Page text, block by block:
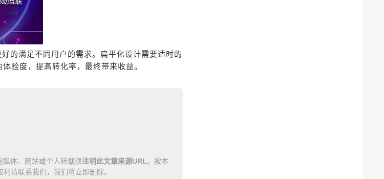
的满足不同用户的需求。扁平化设计需要适时的
验度，提高转化率，最终带来收益。
媒体、网站或个人转载须注明此文章来源URL。被本
请联系我们，我们将立即删除。